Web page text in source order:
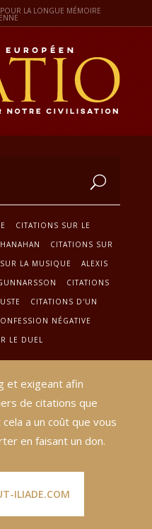
LA LONGUE MÉMOIRE
CITATIONS SUR LE
CITATIONS SUR
LA MUSIQUE
ALEXIS
CITATIONS
CITATIONS D'UN
NÉGATIVE
LE DUEL
et exigeant afin
de citations que
a un coût que vous
en faisant un don.
ILIADE.COM